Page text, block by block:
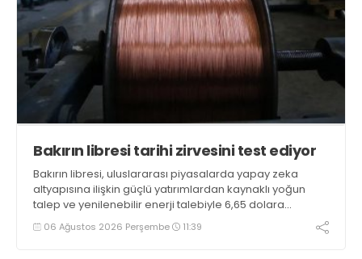
Bakırın libresi tarihi zirvesini test ediyor
Bakırın libresi, uluslararası piyasalarda yapay zeka
altyapısına ilişkin güçlü yatırımlardan kaynaklı yoğun
talep ve yenilenebilir enerji talebiyle 6,65 dolara
ulaşarak tarihi zirvesini test ediyor
06 Ağustos 2026 Perşembe 11:39